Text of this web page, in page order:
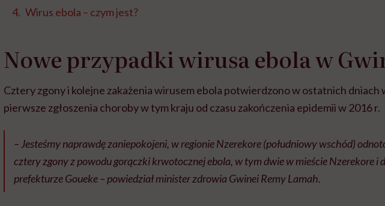
Wirus ebola – czym jest?
Nowe przypadki wirusa ebola w
Cztery zgony i kolejne zakażenia wirusem ebola potwierdzono w ostatnich dniach
pierwsze zgłoszenia choroby w tym kraju od czasu zakończenia epidemii w 2016 r.
– Jesteśmy naprawdę zaniepokojeni, w regionie Nzerekore (południowy wschód)
cztery zgony z powodu gorączki krwotocznej ebola, w tym dwie w mieście Nzerekore i
prefekturze Goueke – powiedział minister zdrowia Gwinei Remy Lamah.